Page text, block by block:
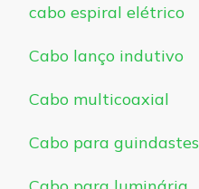
cabo espiral elétrico
Cabo lanço indutivo
Cabo multicoaxial
Cabo para guindastes